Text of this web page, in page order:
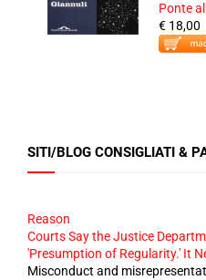
Ponte
€ 18,00
SITI/BLOG CONSIGLIATI &
Reason
Courts Say the Justice
'Presumption of Regularity.' It
Misconduct and